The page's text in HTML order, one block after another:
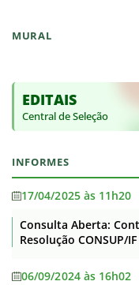
MURAL
EDITAIS
Central de Seleção
INFORMES
17/04/2025 às 11h20
Consulta Aberta:
Resolução CONSUP/
06/09/2024 às 16h02